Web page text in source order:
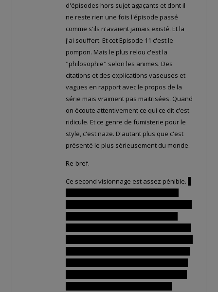
d'épisodes hors sujet agaçants et dont il
ne reste rien une fois l'épisode passé
comme s'ils n'avaient jamais existé. Et la
j'ai souffert. Et cet Episode 11 c'est le
pompon. Mais le plus relou c'est la
"philosophie" selon les animes. Des
citations et des explications vaseuses et
vagues en rapport avec le propos de la
série mais vraiment pas maitrisées. Quand
on écoute attentivement ce qui ce dit c'est
ridicule. Et ce genre de fumisterie pour le
style, c'est naze. D'autant plus que c'est
présenté le plus sérieusement du monde.
Re-bref.
Ce second visionnage est assez pénible.